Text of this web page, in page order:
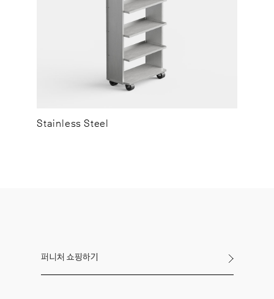
Stainless Steel
퍼니처 쇼핑하기